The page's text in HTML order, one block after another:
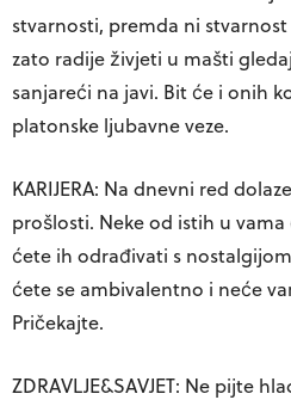
stvarnosti, premda ni
zato radije živjeti u mašti
sanjareći na javi. Bit će i onih
platonske ljubavne veze.
KARIJERA: Na dnevni red
prošlosti. Neke od istih u
ćete ih odrađivati s
ćete se ambivalentno i neće
Pričekajte.
ZDRAVLJE&SAVJET: Ne pijte